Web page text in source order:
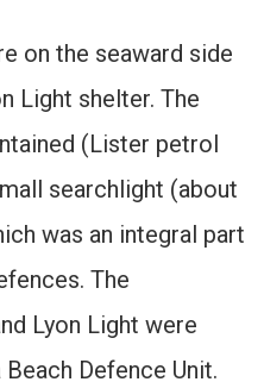
on the seaward side
Light shelter. The
(Lister petrol
searchlight (about
was an integral part
The
Lyon Light were
Defence Unit.